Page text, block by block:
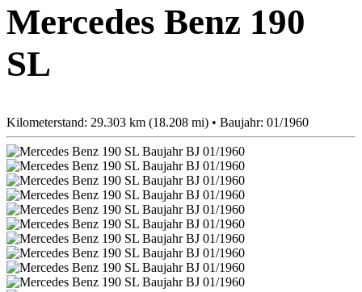
Mercedes Benz 190
SL
Kilometerstand: 29.303 km (18.208 mi) • Baujahr: 01/1960